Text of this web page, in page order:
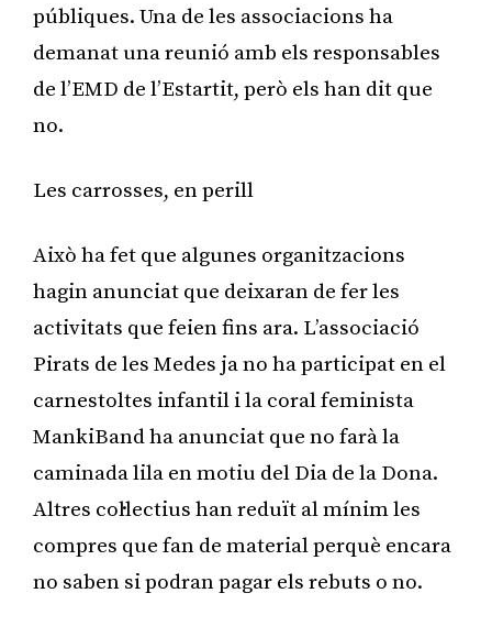
públiques. Una de les associacions ha
demanat una reunió amb els responsables
de l’EMD de l’Estartit, però els han dit que
no.
Les carrosses, en perill
Això ha fet que algunes organitzacions
hagin anunciat que deixaran de fer les
activitats que feien fins ara. L’associació
Pirats de les Medes ja no ha participat en el
carnestoltes infantil i la coral feminista
MankiBand ha anunciat que no farà la
caminada lila en motiu del Dia de la Dona.
Altres col·lectius han reduït al mínim les
compres que fan de material perquè encara
no saben si podran pagar els rebuts o no.